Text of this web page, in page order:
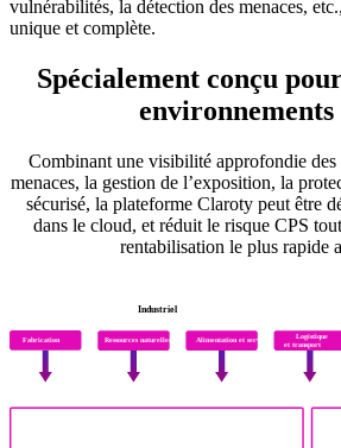
vulnérabilités, la détection des menaces,
unique et complète.
Spécialement conçu
environnements
Combinant une visibilité approfondie des
menaces, la gestion de l’exposition, la
sécurisé, la plateforme Claroty peut être
dans le cloud, et réduit le risque CPS
rentabilisation le plus rapide
Internet
Industriel
Fabrication Ressources naturelles Alimentation et services publicsLogistique
et transport